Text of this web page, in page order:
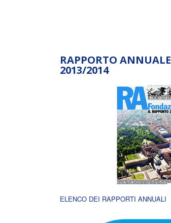
RAPPORTO ANNUALE
2013/2014
ELENCO DEI RAPPORTI ANNUALI